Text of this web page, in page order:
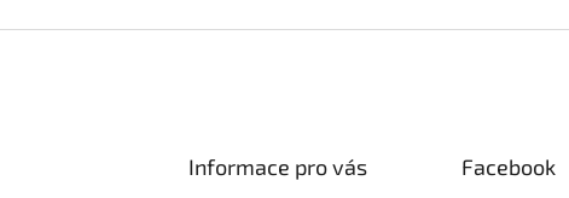
Informace pro vás Facebook